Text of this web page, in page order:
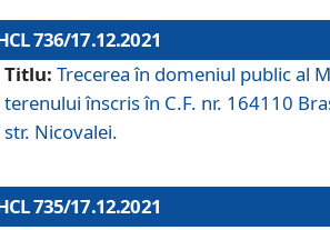
736/17.12.2021
Titlu: Trecerea în domeniul public al
terenului înscris în C.F. nr. 164110
str. Nicovalei.
735/17.12.2021